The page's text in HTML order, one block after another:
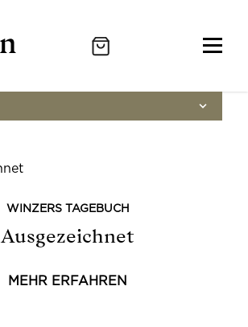
WINZERS TAGEBUCH
Ausgezeichnet
MEHR ERFAHREN